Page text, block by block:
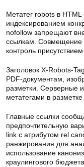
Метатег robots в
индексированием
nofollow запрещают
ссылкам. Совмещение
контроль
Заголовок X-Robots-
PDF-документам,
разметки. Серверные
метатегами в разметке
Главные ссылки
предпочтительную
link с атрибутом rel
ранжирования для
использование
краулингового бюджета.